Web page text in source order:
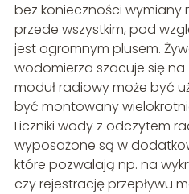
bez konieczności wymiany
przede wszystkim, pod
jest ogromnym plusem.
wodomierza szacuje się
moduł radiowy może być
być montowany
Liczniki wody z odczytem
wyposażone są w
które pozwalają np. na
czy rejestrację przepływu